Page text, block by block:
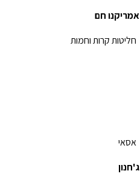
אמריקנו חם
חליטות קרות וחמות
אסאי
ג'חנון